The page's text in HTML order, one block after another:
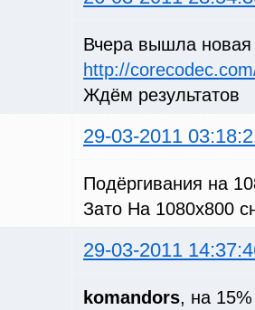
Вчера вышла новая
http://
Ждём результатов
29-03-2011
Подёргивания на
Зато На 1080х800
29-03-2011
komandors, на